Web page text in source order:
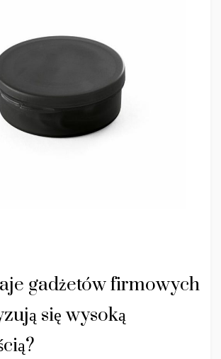
gadżetów firmowych
się wysoką